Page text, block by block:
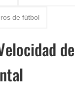
usan el número
retirados de la
de fútbol